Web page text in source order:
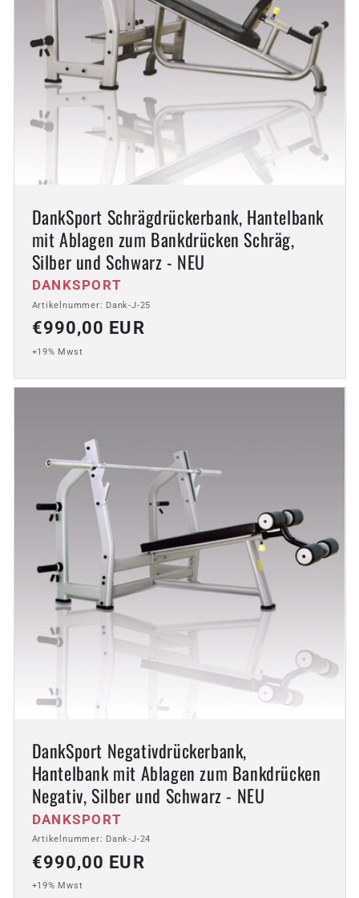
DankSport Schrägdrückerbank, Hantelbank
mit Ablagen zum Bankdrücken Schräg,
Silber und Schwarz - NEU
Anbieter:
DANKSPORT
Artikelnummer: Dank-J-25
Normaler
Preis
€990,00 EUR
+19% Mwst
DankSport Negativdrückerbank,
Hantelbank mit Ablagen zum Bankdrücken
Negativ, Silber und Schwarz - NEU
Anbieter:
DANKSPORT
Artikelnummer: Dank-J-24
Normaler
Preis
€990,00 EUR
+19% Mwst